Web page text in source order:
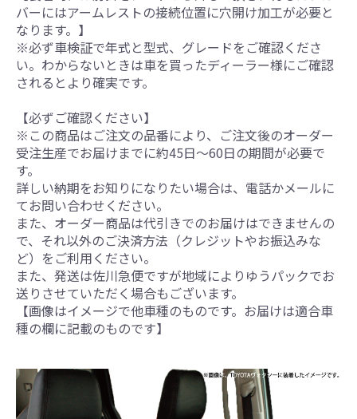
バーにはアームレストの接続位置に穴開け加工が必要と
なります。】
※必ず車検証で年式と型式、グレードをご確認くださ
い。わからないときは車を買ったディーラー様にご確認
されるとより確実です。
【必ずご確認ください】
※この商品はご注文の品番により、ご注文後のオーダー
受注生産でお届けまでに約45日～60日の期間が必要で
す。
詳しい納期をお知りになりたい場合は、電話かメールに
てお問い合わせください。
また、オーダー商品は代引きでのお届けはできませんの
で、それ以外のご決済方法（クレジットやお振込みな
ど）をご利用ください。
また、発送は佐川急便ですが地域によりゆうパックでお
送りさせていただく場合もございます。
【画像はイメージで他車種のものです。お届けは適合車
種の欄に記載のものです】